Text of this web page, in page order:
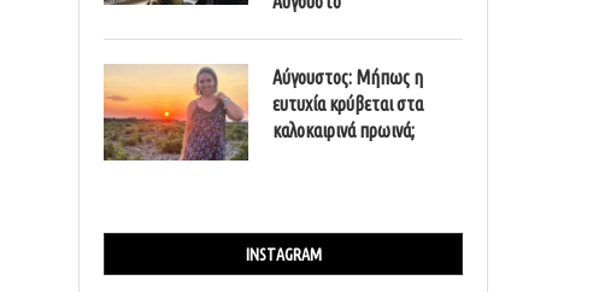
Αύγουστος: Μήπως η
ευτυχία κρύβεται στα
καλοκαιρινά πρωινά;
INSTAGRAM